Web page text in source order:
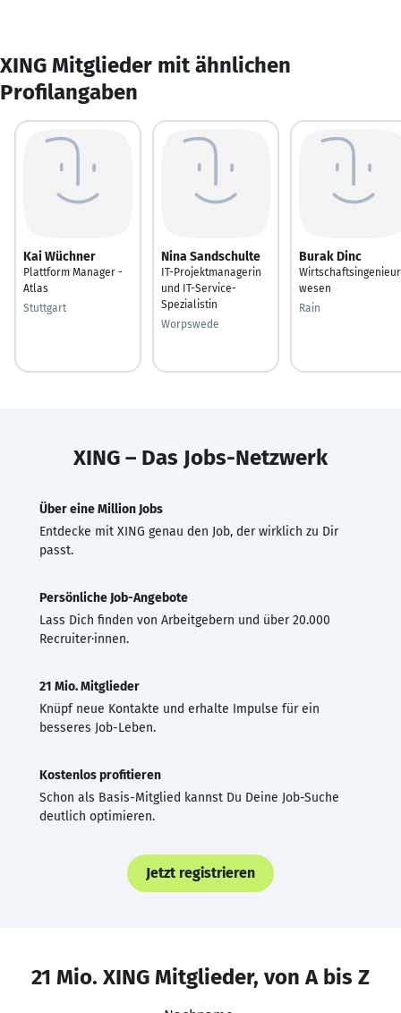
XING Mitglieder mit ähnlichen
Profilangaben
Kai Wüchner
Plattform Manager -
Atlas
Stuttgart
Nina Sandschulte
IT-Projektmanagerin
und IT-Service-
Spezialistin
Worpswede
Burak Dinc
Wirtschaftsingenieur
wesen
Rain
XING – Das Jobs-Netzwerk
Über eine Million Jobs
Entdecke mit XING genau den Job, der wirklich zu Dir
passt.
Persönliche Job-Angebote
Lass Dich finden von Arbeitgebern und über 20.000
Recruiter·innen.
21 Mio. Mitglieder
Knüpf neue Kontakte und erhalte Impulse für ein
besseres Job-Leben.
Kostenlos profitieren
Schon als Basis-Mitglied kannst Du Deine Job-Suche
deutlich optimieren.
Jetzt registrieren
21 Mio. XING Mitglieder, von A bis Z